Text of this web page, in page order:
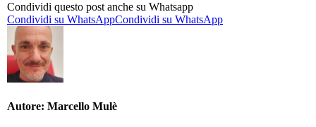
Condividi questo post anche su Whatsapp
Condividi su WhatsAppCondividi su WhatsApp
Autore: Marcello Mulè